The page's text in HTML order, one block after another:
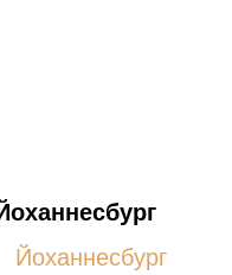
Йоханнесбург